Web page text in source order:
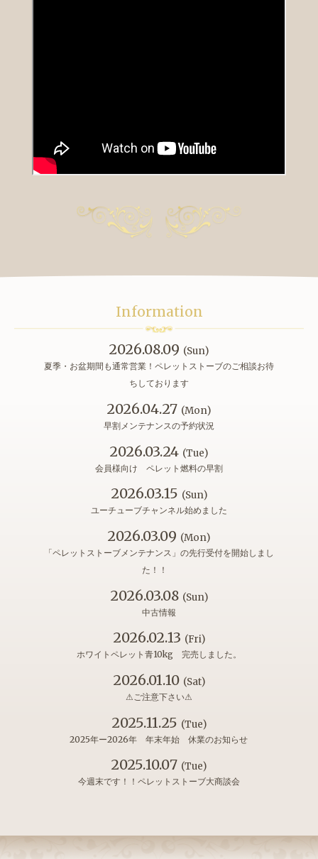
Information
2026.08.09 (Sun)
夏季・お盆期間も通常営業！ペレットストーブのご相談お待
ちしております
2026.04.27 (Mon)
早割メンテナンスの予約状況
2026.03.24 (Tue)
会員様向け ペレット燃料の早割
2026.03.15 (Sun)
ユーチューブチャンネル始めました
2026.03.09 (Mon)
「ペレットストーブメンテナンス」の先行受付を開始しまし
た！！
2026.03.08 (Sun)
中古情報
2026.02.13 (Fri)
ホワイトペレット青10kg 完売しました。
2026.01.10 (Sat)
⚠ご注意下さい⚠
2025.11.25 (Tue)
2025年ー2026年 年末年始 休業のお知らせ
2025.10.07 (Tue)
今週末です！！ペレットストーブ大商談会